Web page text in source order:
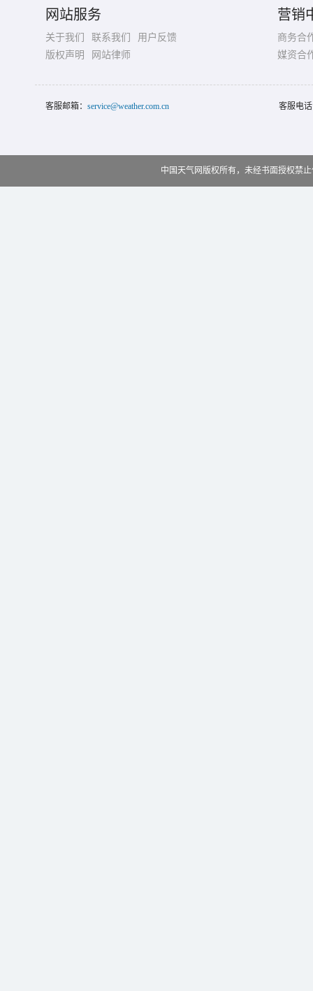
网站服务
关于我们 联系我们
用户反馈
版权声明
网站律师
营销
商务合
媒资合
客服邮箱： service@weather.com.cn 客服电
中国天气网版权所有，未经书面授权